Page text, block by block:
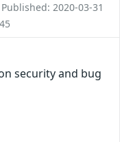
2020-03-31
security and bug